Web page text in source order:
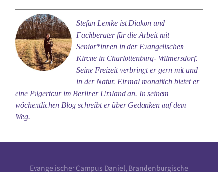
Stefan Lemke ist Diakon und
Fachberater für die Arbeit mit
Senior*innen in der Evangelischen
Kirche in Charlottenburg- Wilmersdorf.
Seine Freizeit verbringt er gern mit und
in der Natur. Einmal monatlich bietet er
eine Pilgertour im Berliner Umland an. In seinem
wöchentlichen Blog schreibt er über Gedanken auf dem
Weg.
Evangelischer Campus Daniel, Brandenburgische